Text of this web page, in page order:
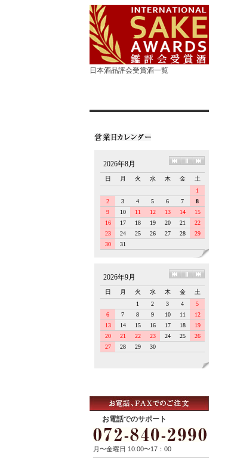
日本酒品評会受賞酒一覧
お電話でのサポート
月〜金曜日 10:00〜17：00